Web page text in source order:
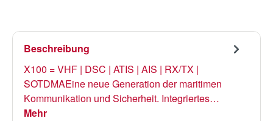
Beschreibung
X100 = VHF | DSC | ATIS | AIS | RX/TX |
SOTDMAEine neue Generation der maritimen
Kommunikation und Sicherheit. Integriertes…
Mehr